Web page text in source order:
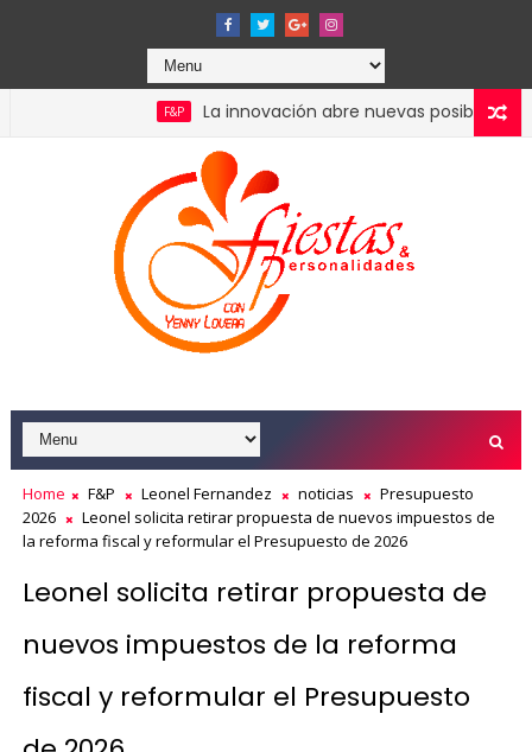
La innovación abre nuevas posibilidades para
convocatoria para residencias artísticas en París
Home F&P Leonel Fernandez noticias
Presupuesto
2026
Leonel solicita retirar propuesta de nuevos impuestos de
la reforma fiscal y reformular el Presupuesto de 2026
Leonel solicita retirar propuesta de
nuevos impuestos de la reforma
fiscal y reformular el Presupuesto